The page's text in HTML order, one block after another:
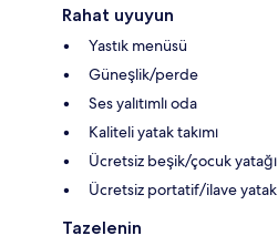
Rahat uyuyun
Yastık menüsü
Güneşlik/perde
Ses yalıtımlı oda
Kaliteli yatak takımı
Ücretsiz beşik/çocuk yatağı
Ücretsiz portatif/ilave yatak
Tazelenin